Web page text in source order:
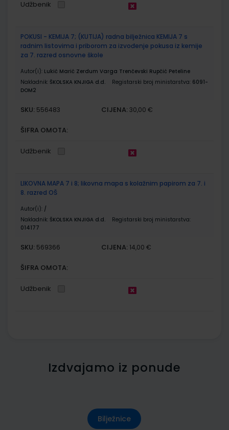
Udžbenik
POKUSI - KEMIJA 7; (KUTIJA) radna bilježnica KEMIJA 7 s
radnim listovima i priborom za izvođenje pokusa iz kemije
za 7. razred osnovne škole
Autor(i): Lukić Marić Zerdum Varga Trenčevski Rupčić Peteline
Nakladnik: ŠKOLSKA KNJIGA d.d. Registarski broj ministarstva: 6091-
DOM2
SKU: 556483 CIJENA: 30,00 €
ŠIFRA OMOTA:
Udžbenik
LIKOVNA MAPA 7 i 8; likovna mapa s kolažnim papirom za 7. i
8. razred OŠ
Autor(i): /
Nakladnik: ŠKOLSKA KNJIGA d.d.
Registarski broj ministarstva:
014177
SKU: 569366 CIJENA: 14,00 €
ŠIFRA OMOTA:
Udžbenik
Izdvajamo iz ponude
Bilježnice